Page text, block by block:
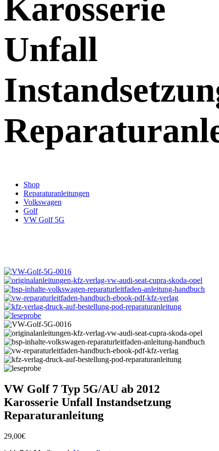
Karosserie
Unfall
Shop
Reparaturanleitungen
Volkswagen
Golf
VW Golf 5G
VW Golf 7 Typ 5G/AU ab 2012
Karosserie Unfall Instandsetzung
Reparaturanleitung
29,00€